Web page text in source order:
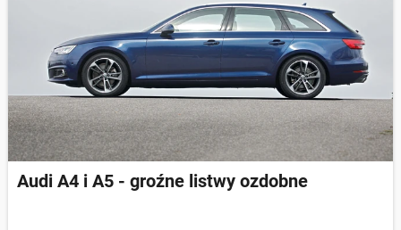
Audi A4 i A5 - groźne listwy ozdobne